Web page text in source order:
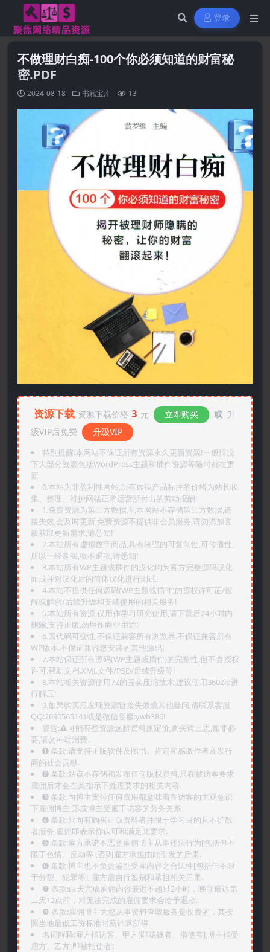
登录
不做理财白痴-100个你必须知道的财富秘
密.PDF
2024-08-18 书籍宝库 13
资源下载 资源下载价格 3 元 立即购买 或 升
级VIP后免费
升级VIP
特别提醒:本网站不保证所有资源永久更新资源!一般情况
下大部分资源包括WordPress主题和插件资源等随时都在更
新
0.本站为非盈利性网站,所有虚拟产品标注的价格为站长收
集、整理、维护网站正常运营所付出的劳动报酬!
1.免费资源为第三方数据库,本网站不存储第三方数据,链
接失效,会及时更新,免费资源不提供非会员服务,请勿添加客
服获取更新需求,请悉知!
2.本站所有虚拟数字商品,具有较强的可复制性,可传播性,
所以一经购买,概不退款,请悉知!
3.本站所有WP主题或插件的汉化均为官方完整源码汉化
而成并对汉化后的简体汉化进行测试!
4.本站不提供任何源码(WP主题或插件)的授权许可证/破
解或解密/后续升级和安装使用的相关服务!
5.本站所有资源,仅用作学习研究使用,请下载后24小时内
删除,支持正版,勿用作商业用途!
6.因代码可变性,不保证兼容所有浏览器.不保证兼容所有
WP版本.不保证兼容您安装的其他源码!
7.本站保证所有源码(WP主题或插件)的完整性,但不含授权
许可.帮助文档.XML文件/PSD/后续升级等!
8.本站相关资源使用7Z的固实压缩技术,建议使用360Zip进
行解压!
9.如果购买后发现资源链接失效或其他疑问,请联系客服
QQ:2690565141或是微信客服:ywb386!
警告:⚠️可能有些资源远超资料原定价,购买请三思,如非必
要,请勿冲动消费.
➊️ 条款:请支持正版软件及图书。肯定和感激作者及发行
商的社会贡献.
➋️ 条款:站点不存储和发布任何版权资料,只在被访客要求
雇佣后才会在其指示下处理要求的相关内容.
➌️ 条款:向博主支付任何费用都意味着在访客的主观意识
下雇佣博主,形成博主受雇于访客的劳务关系.
➍️ 条款:只向有购买正版资料者并限于学习目的且不扩散
者服务,雇佣即表示你认可和满足此要求.
➎ 条款:雇方承诺不恶意雇佣博主从事违法行为[包括但不
限于色情、反动等],否则雇方承担由此引发的后果.
➏️ 条款:博主也不负责鉴别受雇内容之合法性[包括但不限
于分裂、犯罪等], 雇方需自行鉴别和承担相关后果.
❼ 条款:白天完成雇佣内容最迟不超过2小时，晚间最迟第
二天12点前，对无法完成的雇佣要求会给予退款.
❽ 条款:雇佣博主为您从事资料查取服务是收费的，其按
照当地最低工资标准时薪计算所得.
名词解释:雇方指访客、甲方[即花钱者、指使者],博主指受
雇方、乙方[即被指使者].